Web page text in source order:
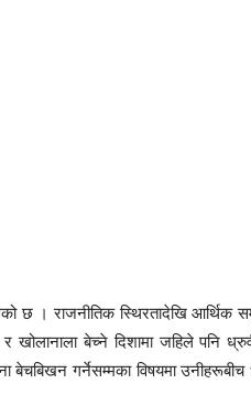
छ । राजनीतिक स्थिरतादेखि आर्थिक
खोलानाला बेच्ने दिशामा जहिले पनि
बेचबिखन गर्नेसम्मका विषयमा